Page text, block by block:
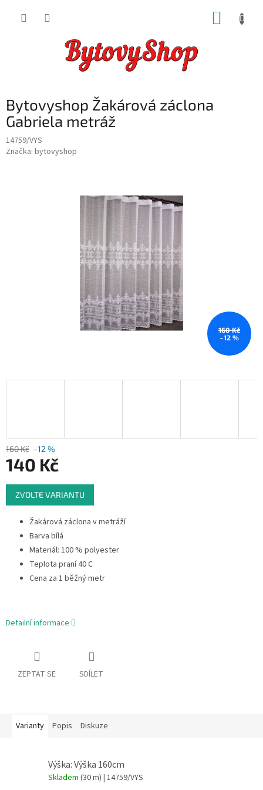
Bytovyshop Žakárová záclona
Gabriela metráž
14759/VYS
Značka: bytovyshop
160 Kč
–12 %
160 Kč –12 %
140 Kč
Měrná
cena:
ZVOLTE VARIANTU
Žakárová záclona v metráží
Barva bílá
Materiál: 100 % polyester
Teplota praní 40 C
Cena za 1 běžný metr
Detailní informace
ZEPTAT SE SDÍLET
Varianty Popis Diskuze
Výška: Výška 160cm
Skladem (30 m) | 14759/VYS